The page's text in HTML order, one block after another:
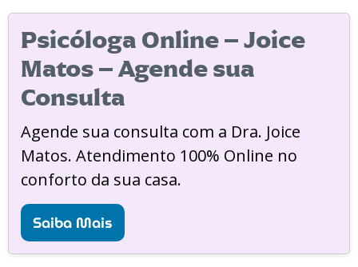
Psicóloga Online – Joice
Matos – Agende sua
Consulta
Agende sua consulta com a Dra. Joice
Matos. Atendimento 100% Online no
conforto da sua casa.
Saiba Mais